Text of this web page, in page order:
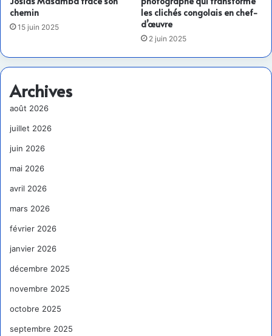
chemin
15 juin 2025
les clichés congolais en chef-
d’œuvre
2 juin 2025
Archives
août 2026
juillet 2026
juin 2026
mai 2026
avril 2026
mars 2026
février 2026
janvier 2026
décembre 2025
novembre 2025
octobre 2025
septembre 2025